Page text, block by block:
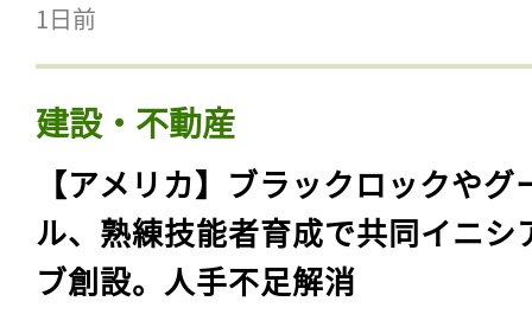
1日前
建設・不動産
【アメリカ】ブラックロックやグ
ル、熟練技能者育成で共同イニシ
ブ創設。人手不足解消